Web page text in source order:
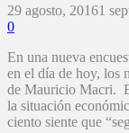
29 agosto, 20161
0
En una nueva
en el día de hoy, los
de Mauricio Macri.
la situación
ciento siente que